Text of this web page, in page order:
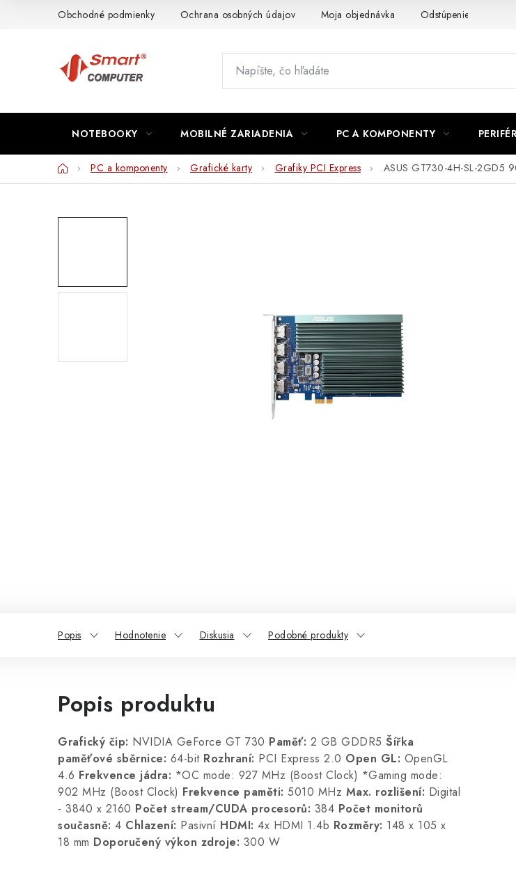
Obchodné podmienky Ochrana osobných údajov Moja objednávka Odstúpenie od zmluvy
NOTEBOOKY MOBILNÉ ZARIADENIA PC A KOMPONENTY
DomovPC a komponenty Grafické karty Grafiky PCI Express ASUS GT730-4H-SL-2GD5
Popis Hodnotenie Diskusia Podobné produkty
Popis produktu
Grafický čip: NVIDIA GeForce GT 730 Paměť: 2 GB GDDR5 Šířka
paměťové sběrnice: 64-bit Rozhraní: PCI Express 2.0 Open GL: OpenGL
4.6 Frekvence jádra: *OC mode: 927 MHz (Boost Clock) *Gaming mode:
902 MHz (Boost Clock) Frekvence paměti: 5010 MHz Max. rozlišení: Digital
- 3840 x 2160 Počet stream/CUDA procesorů: 384 Počet monitorů
současně: 4 Chlazení: Pasivní HDMI: 4x HDMI 1.4b Rozměry: 148 x 105 x
18 mm Doporučený výkon zdroje: 300 W